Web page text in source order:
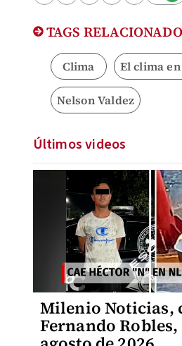
TAGS
Clima El clima
Nelson Valdez
Últimos videos
Milenio Noticias,
Fernando Robles,